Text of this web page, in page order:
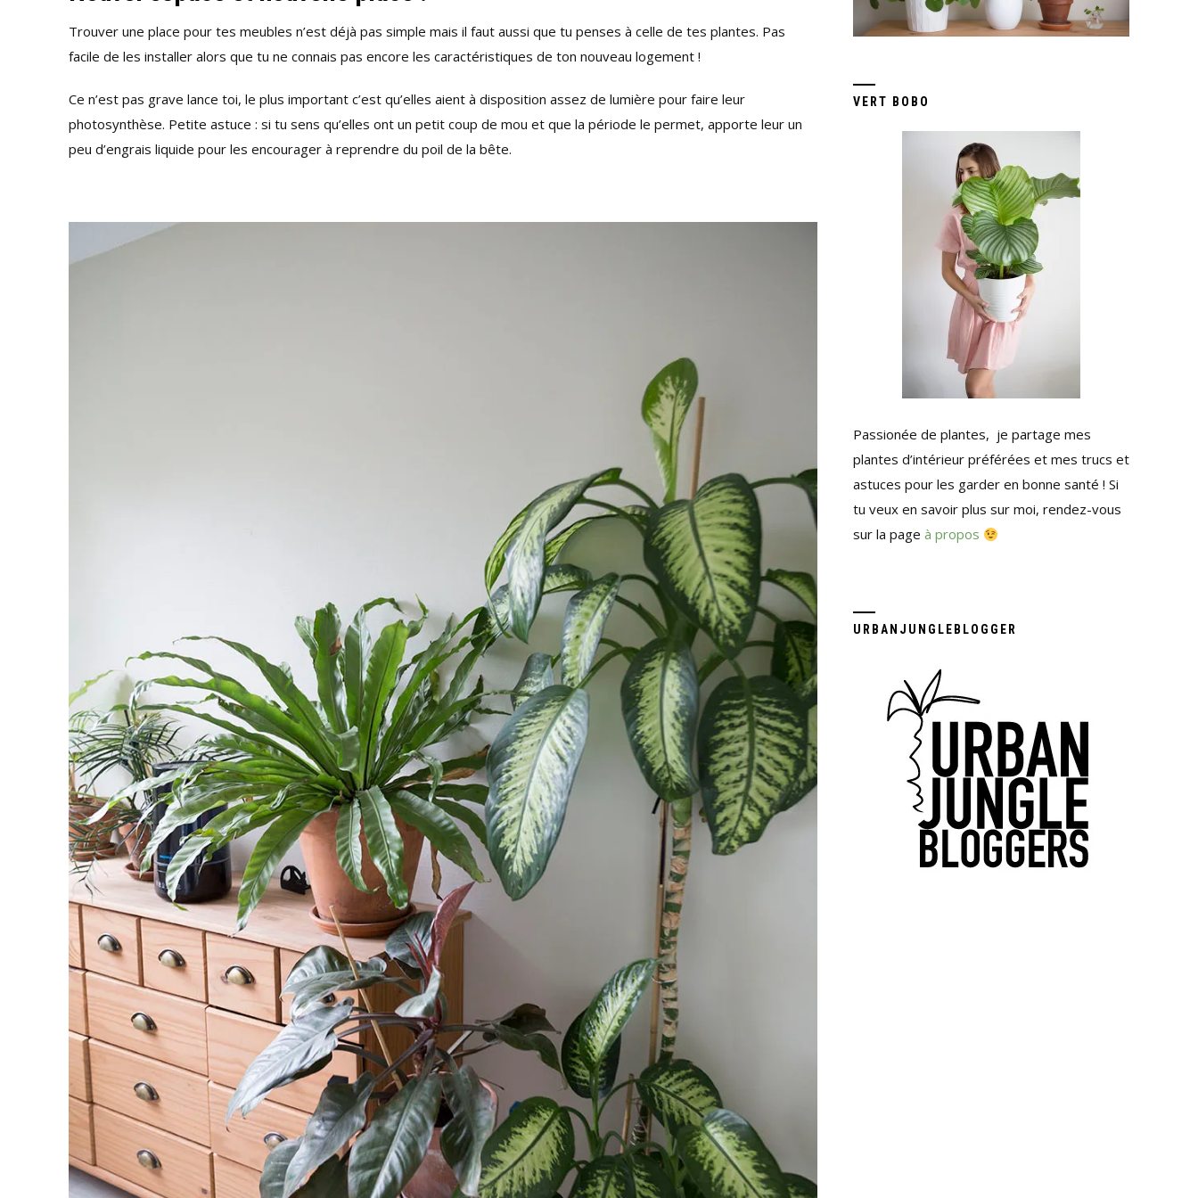
Trouver une place pour tes meubles n’est déjà pas simple mais il faut aussi que tu penses à celle de tes plantes. Pas
facile de les installer alors que tu ne connais pas encore les caractéristiques de ton nouveau logement !
Ce n’est pas grave lance toi, le plus important c’est qu’elles aient à disposition assez de lumière pour faire leur
photosynthèse. Petite astuce : si tu sens qu’elles ont un petit coup de mou et que la période le permet, apporte leur un
peu d’engrais liquide pour les encourager à reprendre du poil de la bête.
VERT BOBO
Passionée de plantes, je partage mes
plantes d’intérieur préférées et mes trucs et
astuces pour les garder en bonne santé ! Si
tu veux en savoir plus sur moi, rendez-vous
sur la page à propos
URBANJUNGLEBLOGGER